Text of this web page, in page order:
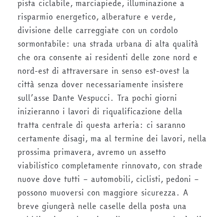
pista ciclabile, marciapiede, illuminazione a
risparmio energetico, alberature e verde,
divisione delle carreggiate con un cordolo
sormontabile: una strada urbana di alta qualità
che ora consente ai residenti delle zone nord e
nord-est di attraversare in senso est-ovest la
città senza dover necessariamente insistere
sull’asse Dante Vespucci. Tra pochi giorni
inizieranno i lavori di riqualificazione della
tratta centrale di questa arteria: ci saranno
certamente disagi, ma al termine dei lavori, nella
prossima primavera, avremo un assetto
viabilistico completamente rinnovato, con strade
nuove dove tutti – automobili, ciclisti, pedoni –
possono muoversi con maggiore sicurezza. A
breve giungerà nelle caselle della posta una